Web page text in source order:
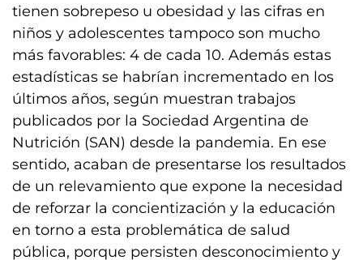
tienen sobrepeso u obesidad y las cifras en
niños y adolescentes tampoco son mucho
más favorables: 4 de cada 10. Además estas
estadísticas se habrían incrementado en los
últimos años, según muestran trabajos
publicados por la Sociedad Argentina de
Nutrición (SAN) desde la pandemia. En ese
sentido, acaban de presentarse los resultados
de un relevamiento que expone la necesidad
de reforzar la concientización y la educación
en torno a esta problemática de salud
pública, porque persisten desconocimiento y